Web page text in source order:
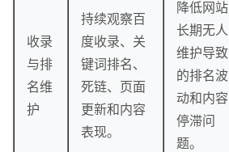
收录
与排
名维
护
持续观察百
度收录、关
键词排名、
死链、页面
更新和内容
表现。
降低网站
长期无人
维护导致
的排名波
动和内容
停滞问
题。
英文及多语言网站建设